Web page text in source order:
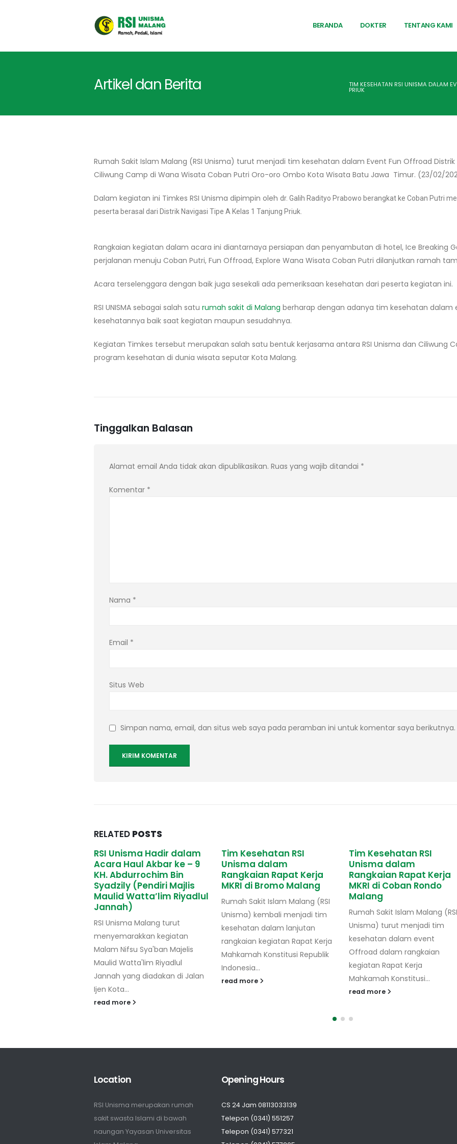
BERANDA DOKTER TENTANG KAMI
Artikel dan Berita TIM KESEHATAN RSI UNISMA DALAM
PRIUK
Rumah Sakit Islam Malang (RSI Unisma) turut menjadi tim kesehatan dalam Event Fun Offroad
Ciliwung Camp di Wana Wisata Coban Putri Oro-oro Ombo Kota Wisata Batu Jawa Timur. (23/02/
Dalam kegiatan ini Timkes RSI Unisma dipimpin oleh dr. Galih Radityo Prabowo berangkat ke Coban Putri
peserta berasal dari Distrik Navigasi Tipe A Kelas 1 Tanjung Priuk.
Rangkaian kegiatan dalam acara ini diantarnaya persiapan dan penyambutan di hotel, Ice Breaking
perjalanan menuju Coban Putri, Fun Offroad, Explore Wana Wisata Coban Putri dilanjutkan ramah
Acara terselenggara dengan baik juga sesekali ada pemeriksaan kesehatan dari peserta kegiatan ini.
RSI UNISMA sebagai salah satu rumah sakit di Malang berharap dengan adanya tim kesehatan
kesehatannya baik saat kegiatan maupun sesudahnya.
Kegiatan Timkes tersebut merupakan salah satu bentuk kerjasama antara RSI Unisma dan Ciliwung
program kesehatan di dunia wisata seputar Kota Malang.
Tinggalkan Balasan
Alamat email Anda tidak akan dipublikasikan. Ruas yang wajib ditandai *
Komentar *
Nama *
Email *
Situs Web
Simpan nama, email, dan situs web saya pada peramban ini untuk komentar saya berikutnya.
RELATED POSTS
Tim Kesehatan RSI
Unisma dalam
Rangkaian Rapat Kerja
MKRI di Bromo Malang
Rumah Sakit Islam Malang (RSI
Unisma) kembali menjadi tim
kesehatan dalam lanjutan
rangkaian kegiatan Rapat Kerja
Mahkamah Konstitusi Republik
Indonesia...
read more
Tim Kesehatan RSI
Unisma dalam
Rangkaian Rapat Kerja
MKRI di Coban Rondo
Malang
Rumah Sakit Islam Malang (RSI
Unisma) turut menjadi tim
kesehatan dalam event
Offroad dalam rangkaian
kegiatan Rapat Kerja
Mahkamah Konstitusi...
Pengobatan Massal
dalam Rangka Tahun
Baru Islam 1 Muharram
1445 Hijriah di Masjid
Jami’ Kota Malang
RSI Unisma Malang turut
menyemarakkan kegiatan
Pengobatan Massal dalam
Rangka Tahun Baru Islam 1
Muharram 1445 Hijriah di
Jami'...
read more
Location
RSI Unisma merupakan rumah
sakit swasta Islami di bawah
naungan Yayasan Universitas
Opening Hours
CS 24 Jam 08113033139
Telepon (0341) 551257
Telepon (0341) 577321